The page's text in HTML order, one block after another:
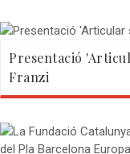
Presentació
Franzi